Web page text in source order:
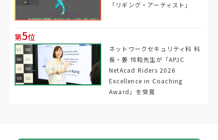
「リギング・アーティスト」
第5位
ネットワークセキュリティ科 科
長・姜 怜和先生が「APJC
NetAcad Riders 2026
Excellence in Coaching
Award」を受賞